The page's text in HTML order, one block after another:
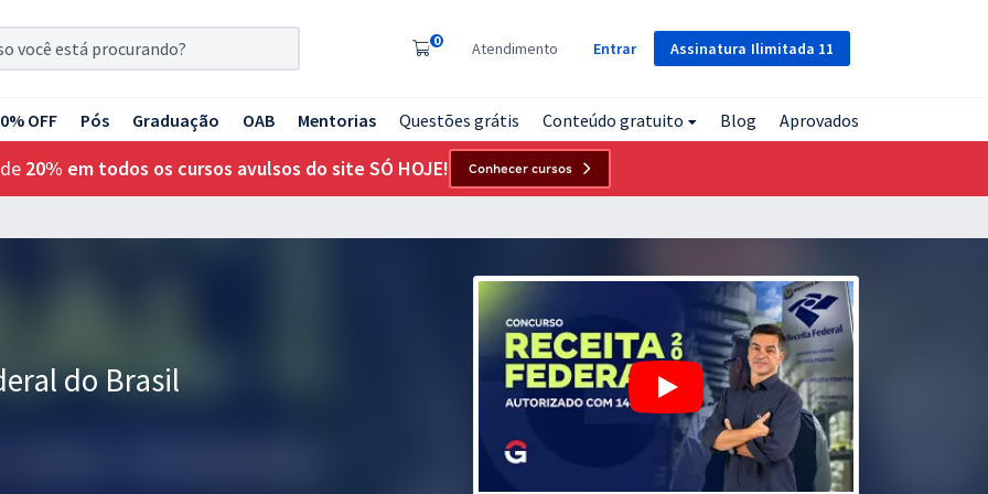
Assinatura Ilimitada 11
0 Atendimento Entrar
OFF Pós Graduação OAB Mentorias Questões grátis Conteúdo gratuito Blog Aprovados
20% em todos os cursos avulsos do site SÓ HOJE! Conhecer cursos
do Brasil